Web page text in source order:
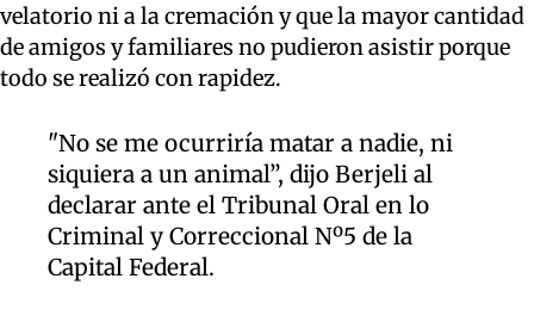
velatorio ni a la cremación y que la mayor cantidad
de amigos y familiares no pudieron asistir porque
todo se realizó con rapidez.
"No se me ocurriría matar a nadie, ni
siquiera a un animal”, dijo Berjeli al
declarar ante el Tribunal Oral en lo
Criminal y Correccional Nº5 de la
Capital Federal.